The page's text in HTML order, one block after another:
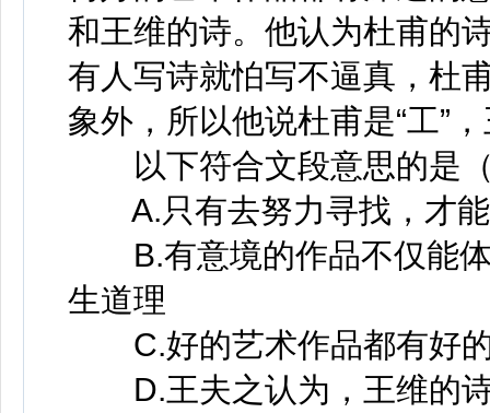
和王维的诗。他认为杜甫的
有人写诗就怕写不逼真，杜
象外，所以他说杜甫是“工”，
以下符合文段意思的是
A.只有去努力寻找，才能
B.有意境的作品不仅能体
生道理
C.好的艺术作品都有好
D.王夫之认为，王维的诗